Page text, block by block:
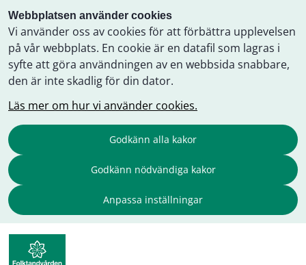
Webbplatsen använder cookies
Vi använder oss av cookies för att förbättra upplevelsen
på vår webbplats. En cookie är en datafil som lagras i
syfte att göra användningen av en webbsida snabbare,
den är inte skadlig för din dator.
Läs mer om hur vi använder cookies.
Godkänn alla kakor
Godkänn nödvändiga kakor
Anpassa inställningar